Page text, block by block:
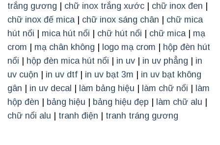
trắng gương | chữ inox trắng xước | chữ inox đen |
chữ inox đế mica | chữ inox sáng chân | chữ mica
hút nổi | mica hút nổi | chữ hút nổi | chữ mica | mạ
crom | mạ chân không | logo mạ crom | hộp đèn hút
nổi | hộp đèn mica hút nổi | in uv | in uv phẳng | in
uv cuộn | in uv dtf | in uv bạt 3m | in uv bạt không
gân | in uv decal | làm bảng hiệu | làm chữ nổi | làm
hộp đèn | bảng hiệu | bảng hiệu đẹp | làm chữ alu |
chữ nổi alu | tranh điện | tranh tráng gương